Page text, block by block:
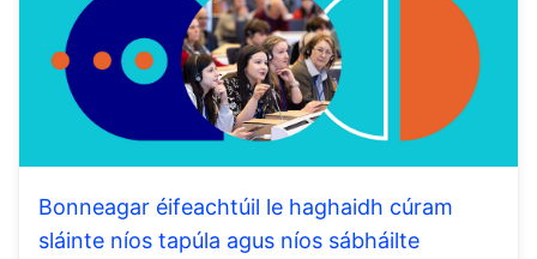
Bonneagar éifeachtúil le haghaidh cúram
sláinte níos tapúla agus níos sábháilte